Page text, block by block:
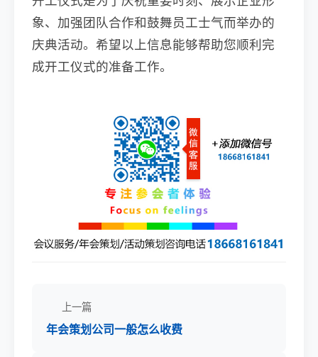
象、加强团队合作和鼓舞员工士气而举办的
庆典活动。希望以上信息能够帮助您顺利完
成开工仪式的准备工作。
上一篇
年会策划公司一般怎么收费